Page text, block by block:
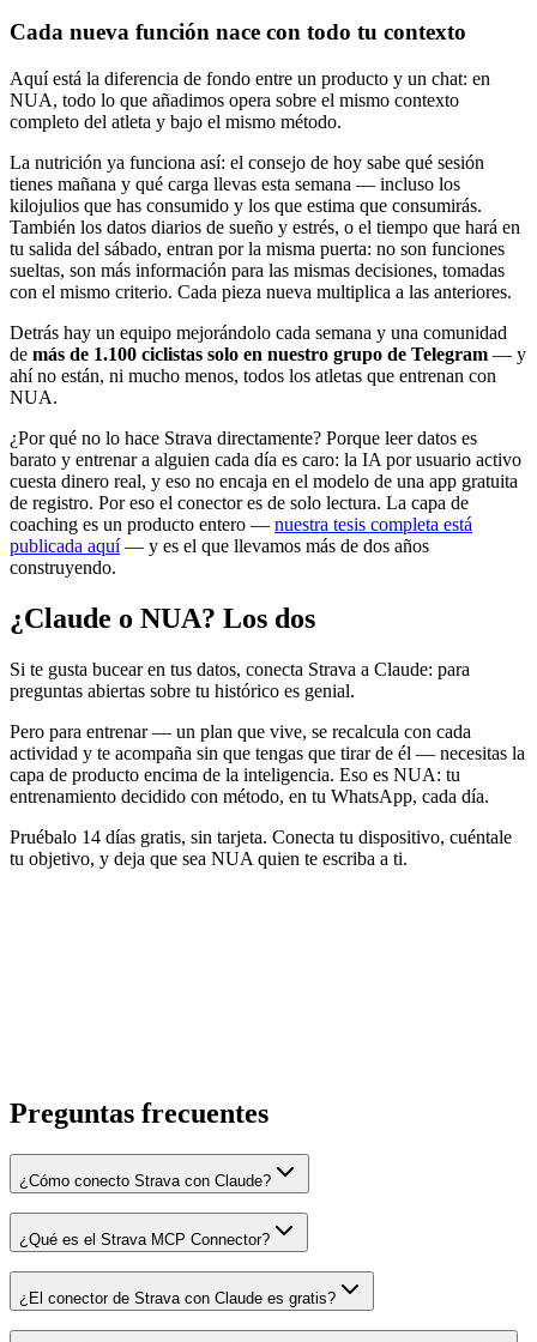
Cada nueva función nace con todo tu contexto
Aquí está la diferencia de fondo entre un producto y un chat: en
NUA, todo lo que añadimos opera sobre el mismo contexto
completo del atleta y bajo el mismo método.
La nutrición ya funciona así: el consejo de hoy sabe qué sesión
tienes mañana y qué carga llevas esta semana — incluso los
kilojulios que has consumido y los que estima que consumirás.
También los datos diarios de sueño y estrés, o el tiempo que hará en
tu salida del sábado, entran por la misma puerta: no son funciones
sueltas, son más información para las mismas decisiones, tomadas
con el mismo criterio. Cada pieza nueva multiplica a las anteriores.
Detrás hay un equipo mejorándolo cada semana y una comunidad
de más de 1.100 ciclistas solo en nuestro grupo de Telegram — y
ahí no están, ni mucho menos, todos los atletas que entrenan con
NUA.
¿Por qué no lo hace Strava directamente? Porque leer datos es
barato y entrenar a alguien cada día es caro: la IA por usuario activo
cuesta dinero real, y eso no encaja en el modelo de una app gratuita
de registro. Por eso el conector es de solo lectura. La capa de
coaching es un producto entero — nuestra tesis completa está
publicada aquí— y es el que llevamos más de dos años
construyendo.
¿Claude o NUA? Los dos
Si te gusta bucear en tus datos, conecta Strava a Claude: para
preguntas abiertas sobre tu histórico es genial.
Pero para entrenar — un plan que vive, se recalcula con cada
actividad y te acompaña sin que tengas que tirar de él — necesitas la
capa de producto encima de la inteligencia. Eso es NUA: tu
entrenamiento decidido con método, en tu WhatsApp, cada día.
Pruébalo 14 días gratis, sin tarjeta. Conecta tu dispositivo, cuéntale
tu objetivo, y deja que sea NUA quien te escriba a ti.
Preguntas frecuentes
¿Cómo conecto Strava con Claude?
¿Qué es el Strava MCP Connector?
¿El conector de Strava con Claude es gratis?